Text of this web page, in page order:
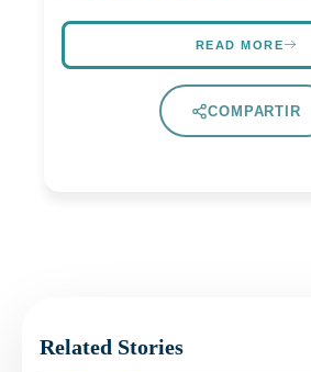
READ MORE
COMPARTIR
Related Stories